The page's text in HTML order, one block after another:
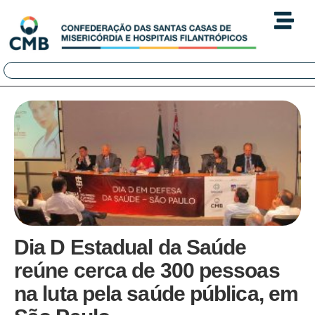
Dia D Estadual da Saúde
reúne cerca de 300 pessoas
na luta pela saúde pública, em